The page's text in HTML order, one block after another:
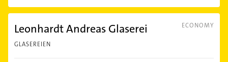
ECONOMY
Leonhardt Andreas Glaserei
GLASEREIEN